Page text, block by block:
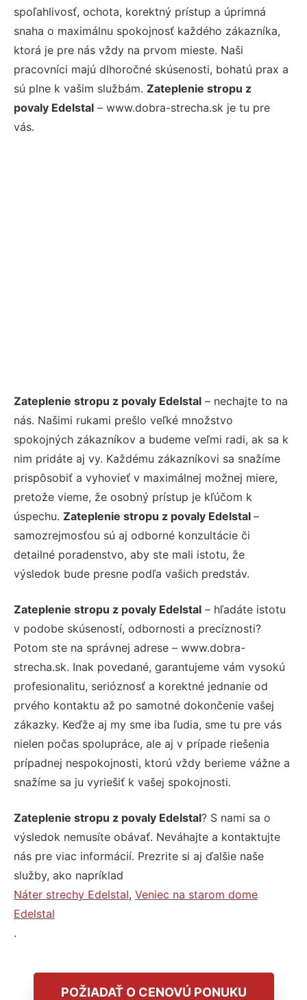
spoľahlivosť, ochota, korektný prístup a úprimná
snaha o maximálnu spokojnosť každého zákazníka,
ktorá je pre nás vždy na prvom mieste. Naši
pracovníci majú dlhoročné skúsenosti, bohatú prax a
sú plne k vašim službám. Zateplenie stropu z
povaly Edelstal – www.dobra-strecha.sk je tu pre
vás.
Zateplenie stropu z povaly Edelstal – nechajte to na
nás. Našimi rukami prešlo veľké množstvo
spokojných zákazníkov a budeme veľmi radi, ak sa k
nim pridáte aj vy. Každému zákazníkovi sa snažíme
prispôsobiť a vyhovieť v maximálnej možnej miere,
pretože vieme, že osobný prístup je kľúčom k
úspechu. Zateplenie stropu z povaly Edelstal –
samozrejmosťou sú aj odborné konzultácie či
detailné poradenstvo, aby ste mali istotu, že
výsledok bude presne podľa vašich predstáv.
Zateplenie stropu z povaly Edelstal – hľadáte istotu
v podobe skúseností, odbornosti a precíznosti?
Potom ste na správnej adrese – www.dobra-
strecha.sk. Inak povedané, garantujeme vám vysokú
profesionalitu, serióznosť a korektné jednanie od
prvého kontaktu až po samotné dokončenie vašej
zákazky. Keďže aj my sme iba ľudia, sme tu pre vás
nielen počas spolupráce, ale aj v prípade riešenia
prípadnej nespokojnosti, ktorú vždy berieme vážne a
snažíme sa ju vyriešiť k vašej spokojnosti.
Zateplenie stropu z povaly Edelstal? S nami sa o
výsledok nemusíte obávať. Neváhajte a kontaktujte
nás pre viac informácií. Prezrite si aj ďalšie naše
služby, ako napríklad
Náter strechy Edelstal, Veniec na starom dome
Edelstal
.
POŽIADAŤ O CENOVÚ PONUKU